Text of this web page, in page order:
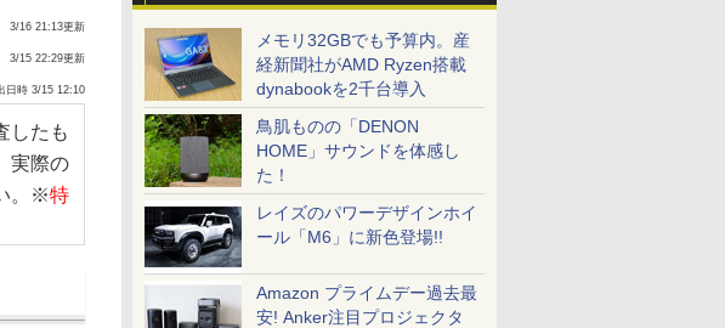
メモリ32GBでも予算内。産
経新聞社がAMD Ryzen搭載
dynabookを2千台導入
鳥肌ものの「DENON
HOME」サウンドを体感し
た！
レイズのパワーデザインホイ
ール「M6」に新色登場!!
Amazon プライムデー過去最
安! Anker注目プロジェクタ
3/16 21:13更新
3/15 22:29更新
日時 3/15 12:10
したも
実際の
。※特